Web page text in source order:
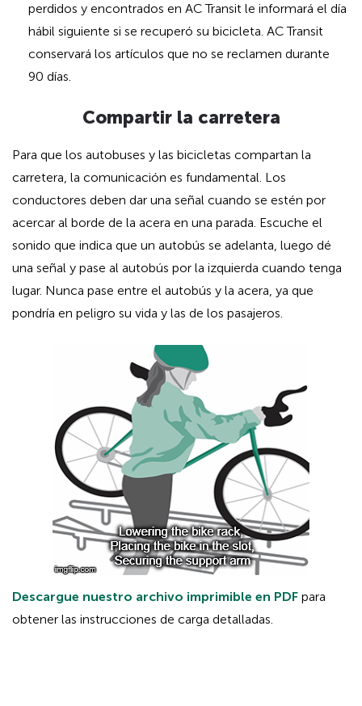
perdidos y encontrados en AC Transit le informará el día
hábil siguiente si se recuperó su bicicleta. AC Transit
conservará los artículos que no se reclamen durante
90 días.
Compartir la carretera
Para que los autobuses y las bicicletas compartan la
carretera, la comunicación es fundamental. Los
conductores deben dar una señal cuando se estén por
acercar al borde de la acera en una parada. Escuche el
sonido que indica que un autobús se adelanta, luego dé
una señal y pase al autobús por la izquierda cuando tenga
lugar. Nunca pase entre el autobús y la acera, ya que
pondría en peligro su vida y las de los pasajeros.
Descargue nuestro archivo imprimible en PDF para
obtener las instrucciones de carga detalladas.